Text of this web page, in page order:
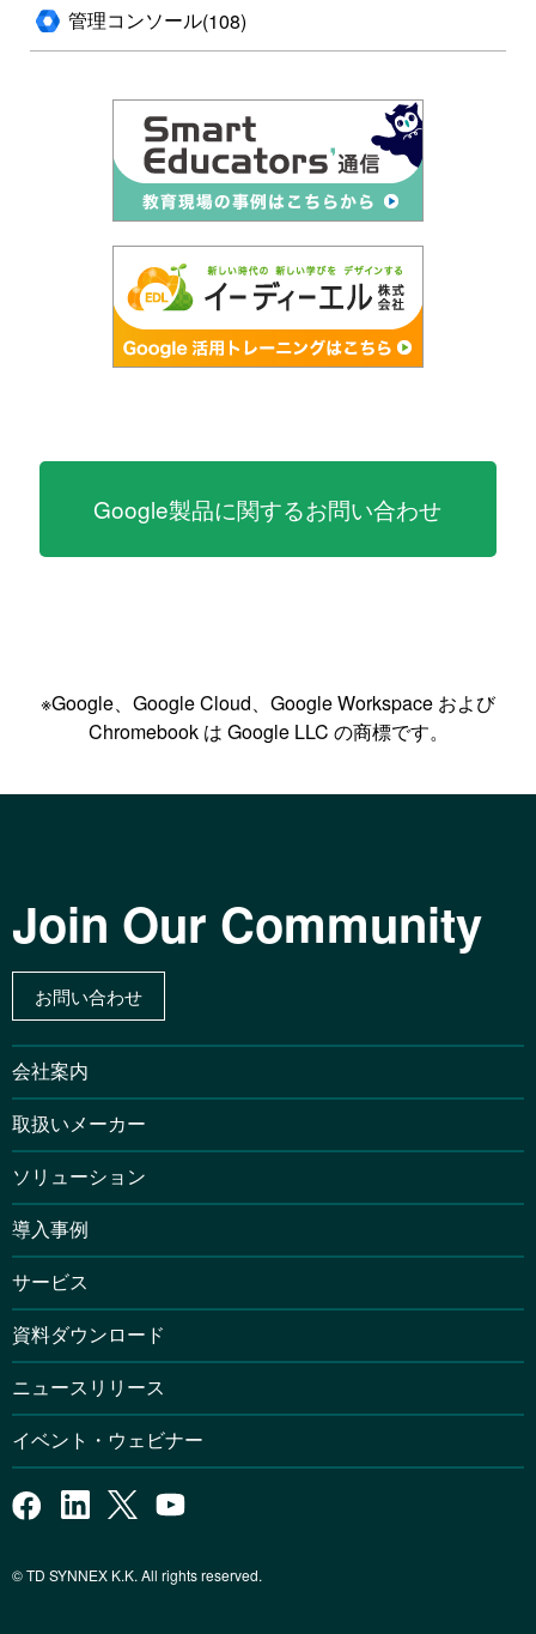
管理コンソール(108)
Google製品に関するお問い合わせ
※Google、Google Cloud、Google Workspace および
Chromebook は Google LLC の商標です。
Join Our Community
お問い合わせ
会社案内
取扱いメーカー
ソリューション
導入事例
サービス
資料ダウンロード
ニュースリリース
イベント・ウェビナー
© TD SYNNEX K.K. All rights reserved.